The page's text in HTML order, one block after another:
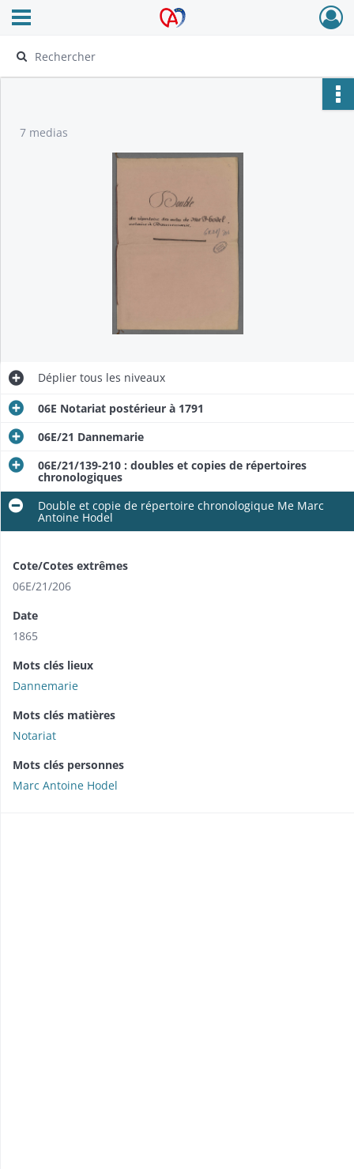
Archives Alsace - Colmar
Ouvrir le menu déroulant
7 medias
Déplier tous les niveaux
06E Notariat postérieur à 1791
06E/21 Dannemarie
06E/21/139-210 : doubles et copies de répertoires
chronologiques
Double et copie de répertoire chronologique Me Marc
Antoine Hodel
Cote/Cotes extrêmes
06E/21/206
Date
1865
Mots clés lieux
Dannemarie
Mots clés matières
Notariat
Mots clés personnes
Marc Antoine Hodel